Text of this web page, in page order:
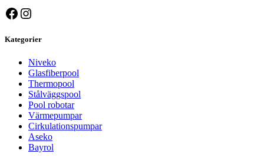
Facebook
Instagram
Kategorier
Niveko
Glasfiberpool
Thermopool
Stålväggspool
Pool robotar
Värmepumpar
Cirkulationspumpar
Aseko
Bayrol